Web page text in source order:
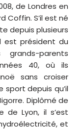
de Londres en
Coffin. S’il est né
depuis plusieurs
est président du
parents
40, où ils
sans croiser
sport depuis qu’il
Diplômé de
de Lyon, il s’est
et